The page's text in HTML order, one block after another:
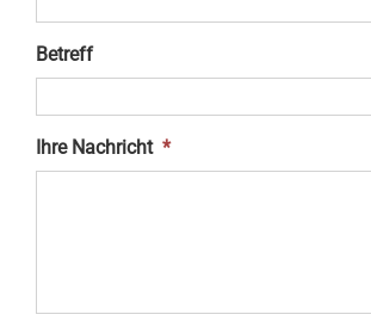
Betreff
Ihre Nachricht *